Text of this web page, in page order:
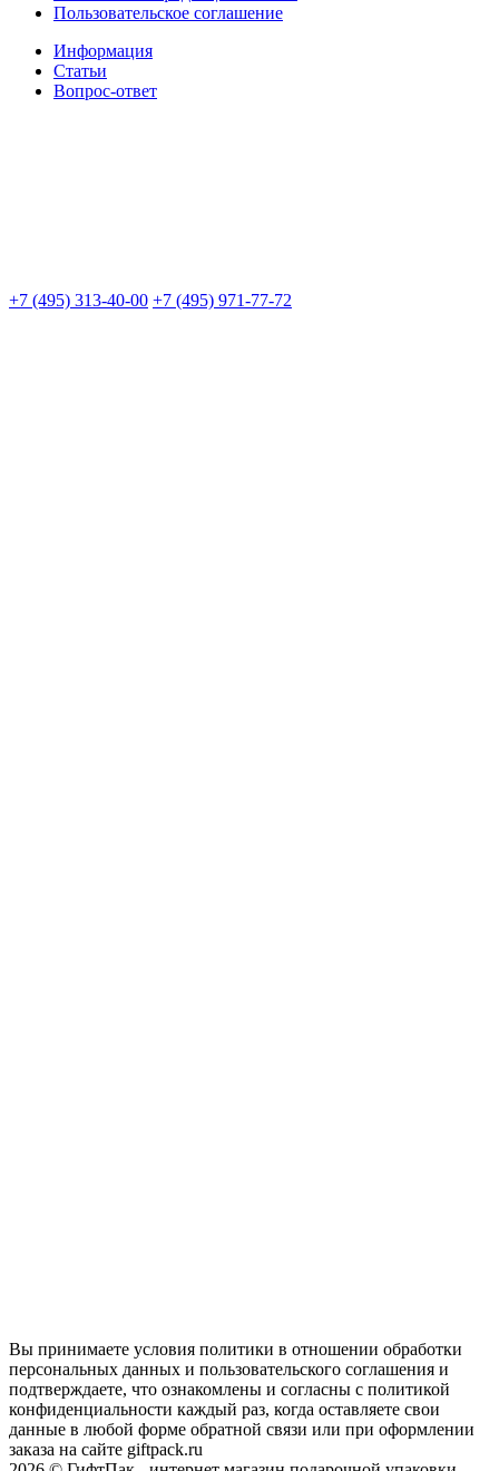
Пользовательское соглашение
Информация
Статьи
Вопрос-ответ
+7 (495) 313-40-00 +7 (495) 971-77-72
Вы принимаете условия политики в отношении обработки
персональных данных и пользовательского соглашения и
подтверждаете, что ознакомлены и согласны с политикой
конфиденциальности каждый раз, когда оставляете свои
данные в любой форме обратной связи или при оформлении
заказа на сайте giftpack.ru